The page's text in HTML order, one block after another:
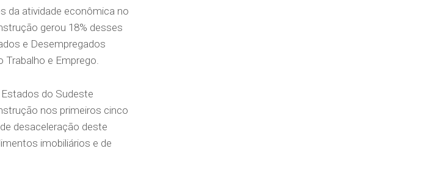
da atividade econômica no
gerou 18% desses
e Desempregados
Trabalho e Emprego.
do Sudeste
nos primeiros cinco
desaceleração deste
imobiliários e de